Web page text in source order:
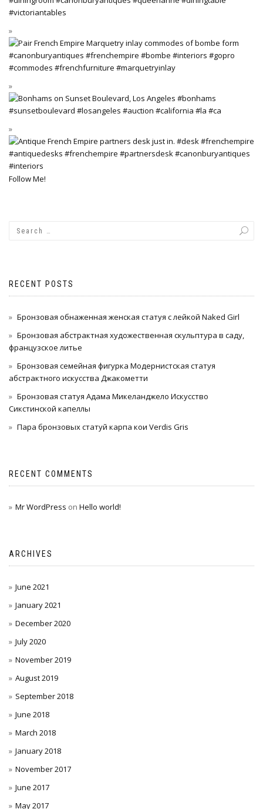
Follow Me!
RECENT POSTS
Бронзовая обнаженная женская статуя с лейкой Naked Girl
Бронзовая абстрактная художественная скульптура в саду,
французское литье
Бронзовая семейная фигурка Модернистская статуя
абстрактного искусства Джакометти
Бронзовая статуя Адама Микеланджело Искусство
Сикстинской капеллы
Пара бронзовых статуй карпа кои Verdis Gris
RECENT COMMENTS
Mr WordPress on Hello world!
ARCHIVES
June 2021
January 2021
December 2020
July 2020
November 2019
August 2019
September 2018
June 2018
March 2018
January 2018
November 2017
June 2017
May 2017